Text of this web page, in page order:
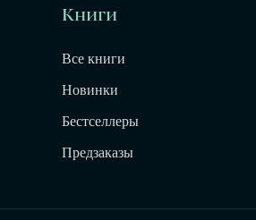
Книги
Все книги
Новинки
Бестселлеры
Предзаказы